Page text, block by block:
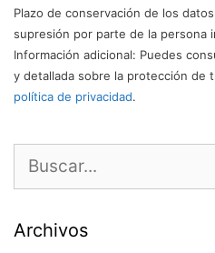
Plazo de conservación de los datos
supresión por parte de la persona
Información adicional: Puedes
y detallada sobre la protección de
política de privacidad.
Buscar:
Archivos